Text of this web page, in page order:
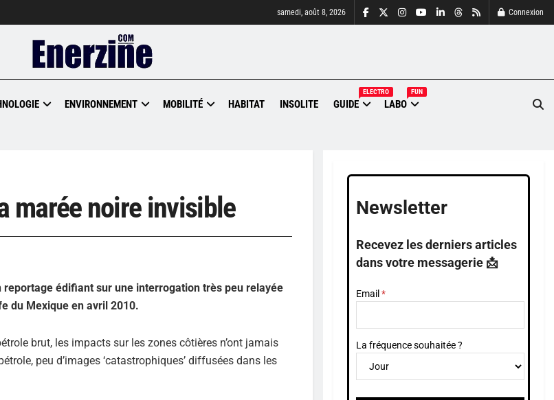
samedi, août 8, 2026 Connexion
ENVIRONNEMENT MOBILITÉ HABITAT INSOLITE GUIDE
ELECTRO
LABO
FUN
marée noire invisible
reportage édifiant sur une interrogation très peu relayée
du Mexique en avril 2010.
brut, les impacts sur les zones côtières n’ont jamais
peu d’images ‘catastrophiques’ diffusées dans les
Newsletter
Recevez les derniers articles
dans votre messagerie 📩
Email
La fréquence souhaitée ?